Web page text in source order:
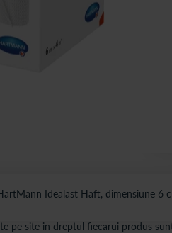
Idealast Haft, dimensiune
pe site in dreptul fiecarui produs